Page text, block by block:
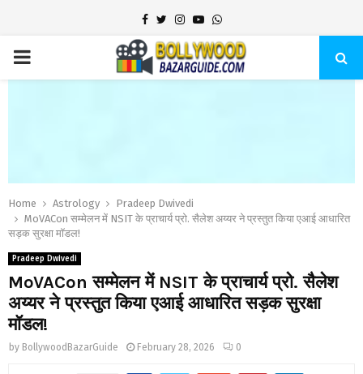
Facebook
TwitterInstagram
YoutubeWhatsapp
PRIMARY
Home Astrology
Pradeep Dwivedi
MoVACon सम्मेलन में NSIT के प्राचार्य प्रो. सैलेश अय्यर ने प्रस्तुत किया एआई आधारित
सड़क सुरक्षा मॉडल!
Pradeep Dwivedi
MoVACon सम्मेलन में NSIT के प्राचार्य प्रो. सैलेश
अय्यर ने प्रस्तुत किया एआई आधारित सड़क सुरक्षा
मॉडल!
by BollywoodBazarGuide February 28, 2026 0